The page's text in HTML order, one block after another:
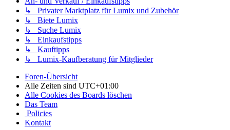
↳ Privater Marktplatz für Lumix und Zubehör
↳ Biete Lumix
↳ Suche Lumix
↳ Einkaufstipps
↳ Kauftipps
↳ Lumix-Kaufberatung für Mitglieder
Foren-Übersicht
Alle Zeiten sind UTC+01:00
Alle Cookies des Boards löschen
Das Team
Policies
Kontakt